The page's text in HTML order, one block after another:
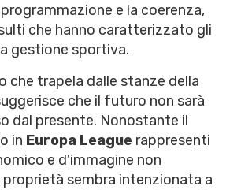
e la coerenza,
che hanno caratterizzato gli
gestione sportiva.
che trapela dalle stanze della
che il futuro non sarà
dal presente. Nonostante il
in Europa League rappresenti
e d'immagine non
sembra intenzionata a